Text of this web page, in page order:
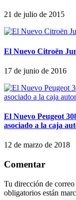
21 de julio de 2015
El Nuevo Citroën
17 de junio de 2016
El Nuevo Peugeot
asociado a la caja
12 de marzo de 2018
Comentar
Tu dirección de
obligatorios están